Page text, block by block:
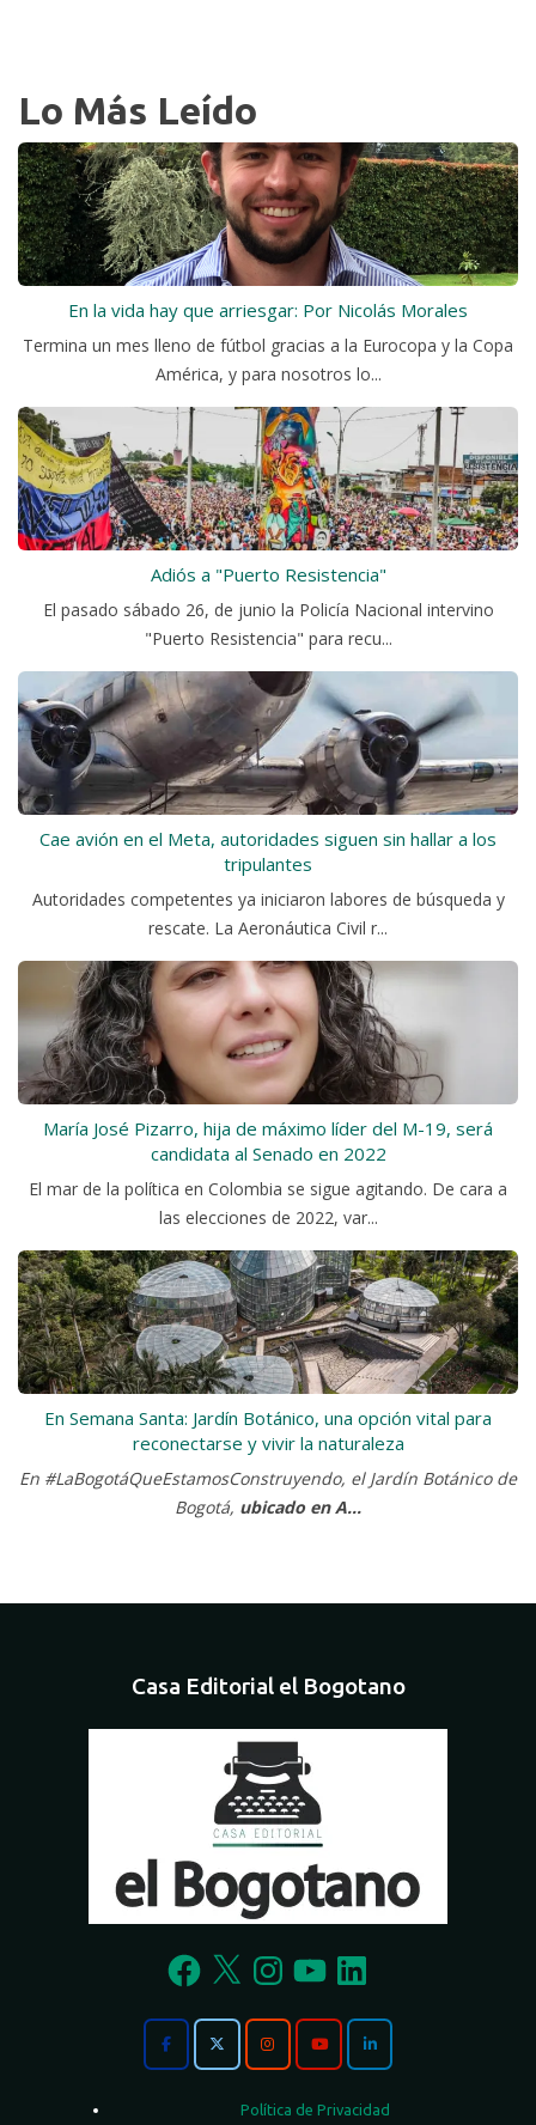
Lo Más Leído
En la vida hay que arriesgar: Por Nicolás Morales
Termina un mes lleno de fútbol gracias a la Eurocopa y la Copa
América, y para nosotros lo...
Adiós a "Puerto Resistencia"
El pasado sábado 26, de junio la Policía Nacional intervino
"Puerto Resistencia" para recu...
Cae avión en el Meta, autoridades siguen sin hallar a los
tripulantes
Autoridades competentes ya iniciaron labores de búsqueda y
rescate. La Aeronáutica Civil r...
María José Pizarro, hija de máximo líder del M-19, será
candidata al Senado en 2022
El mar de la política en Colombia se sigue agitando. De cara a
las elecciones de 2022, var...
En Semana Santa: Jardín Botánico, una opción vital para
reconectarse y vivir la naturaleza
En #LaBogotáQueEstamosConstruyendo, el Jardín Botánico de
Bogotá, ubicado en A...
Casa Editorial el Bogotano
Facebook
X InstagramYouTubeLinkedIn
Política de Privacidad